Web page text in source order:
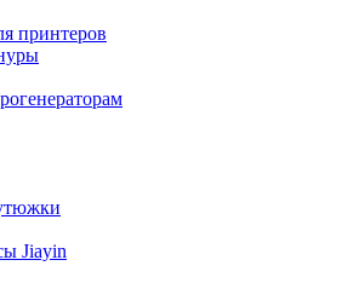
принтеров
Jiayin